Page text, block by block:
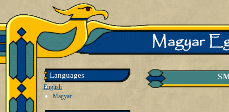
Languages
English
Magyar